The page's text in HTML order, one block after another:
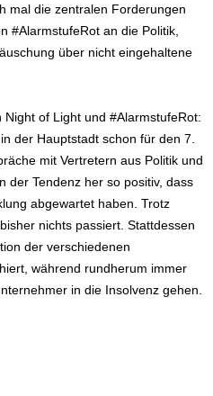
mal die zentralen Forderungen
#AlarmstufeRot an die Politik,
über nicht eingehaltene
of Light und #AlarmstufeRot:
der Hauptstadt schon für den 7.
mit Vertretern aus Politik und
der Tendenz her so positiv, dass
abgewartet haben. Trotz
nichts passiert. Stattdessen
der verschiedenen
während rundherum immer
in die Insolvenz gehen.